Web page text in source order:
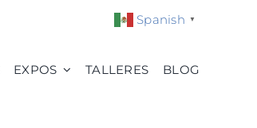
Spanish ▼
EXPOS TALLERES BLOG